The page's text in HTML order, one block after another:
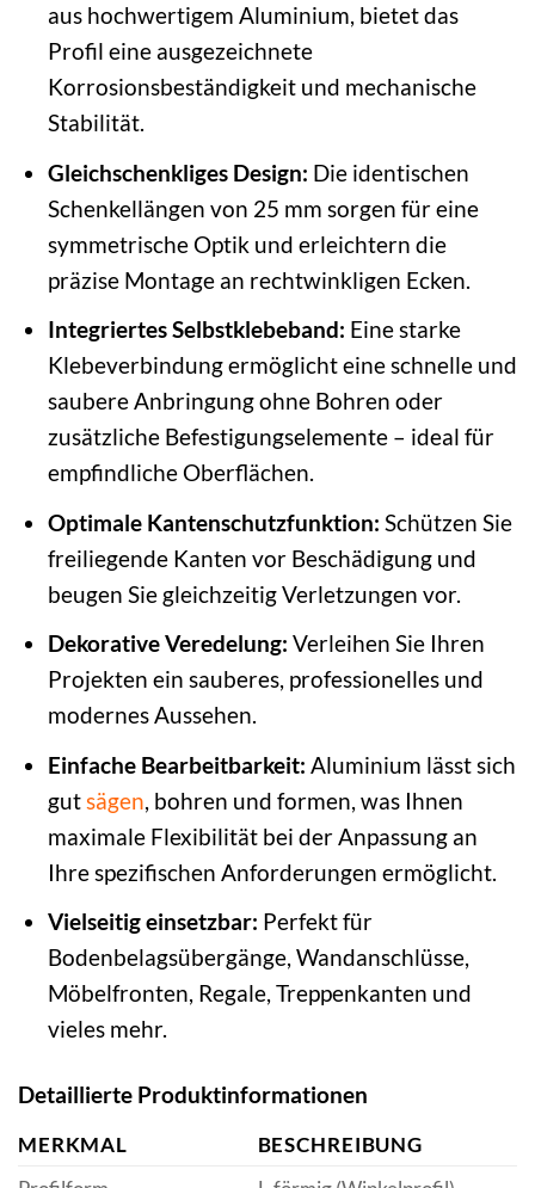
aus hochwertigem Aluminium, bietet das
Profil eine ausgezeichnete
Korrosionsbeständigkeit und mechanische
Stabilität.
Gleichschenkliges Design: Die identischen
Schenkellängen von 25 mm sorgen für eine
symmetrische Optik und erleichtern die
präzise Montage an rechtwinkligen Ecken.
Integriertes Selbstklebeband: Eine starke
Klebeverbindung ermöglicht eine schnelle und
saubere Anbringung ohne Bohren oder
zusätzliche Befestigungselemente – ideal für
empfindliche Oberflächen.
Optimale Kantenschutzfunktion: Schützen Sie
freiliegende Kanten vor Beschädigung und
beugen Sie gleichzeitig Verletzungen vor.
Dekorative Veredelung: Verleihen Sie Ihren
Projekten ein sauberes, professionelles und
modernes Aussehen.
Einfache Bearbeitbarkeit: Aluminium lässt sich
gutsägen, bohren und formen, was Ihnen
maximale Flexibilität bei der Anpassung an
Ihre spezifischen Anforderungen ermöglicht.
Vielseitig einsetzbar: Perfekt für
Bodenbelagsübergänge, Wandanschlüsse,
Möbelfronten, Regale, Treppenkanten und
vieles mehr.
Detaillierte Produktinformationen
MERKMAL
BESCHREIBUNG